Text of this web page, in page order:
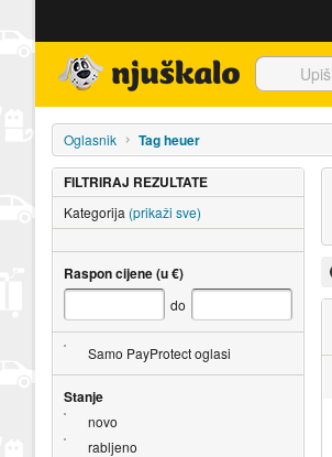
Oglasnik Tag heuer
FILTRIRAJ REZULTATE
Kategorija (prikaži sve)
Raspon cijene (u €)
do
Samo PayProtect oglasi
Stanje
novo
rabljeno